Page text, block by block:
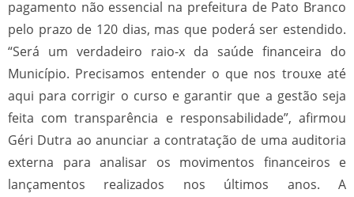
pagamento não essencial na prefeitura de Pato Branco
pelo prazo de 120 dias, mas que poderá ser estendido.
“Será um verdadeiro raio-x da saúde financeira do
Município. Precisamos entender o que nos trouxe até
aqui para corrigir o curso e garantir que a gestão seja
feita com transparência e responsabilidade”, afirmou
Géri Dutra ao anunciar a contratação de uma auditoria
externa para analisar os movimentos financeiros e
lançamentos realizados nos últimos anos. A